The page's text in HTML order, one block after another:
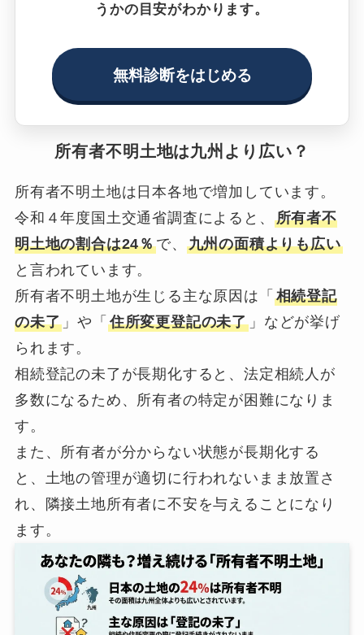
うかの目安がわかります。
無料診断をはじめる
所有者不明土地は九州より広い？
所有者不明土地は日本各地で増加しています。
令和４年度国土交通省調査によると、 所有者不
明土地の割合は24％で、 九州の面積よりも広い
と言われています。
所有者不明土地が生じる主な原因は「 相続登記
の未了 」や「 住所変更登記の未了 」などが挙げ
られます。
相続登記の未了が長期化すると、法定相続人が
多数になるため、所有者の特定が困難になりま
す。
また、所有者が分からない状態が長期化する
と、土地の管理が適切に行われないまま放置さ
れ、隣接土地所有者に不安を与えることになり
ます。